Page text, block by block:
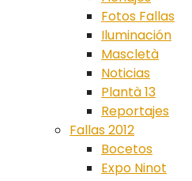
Fotos Fallas
Iluminación
Mascletà
Noticias
Plantà 13
Reportajes
Fallas 2012
Bocetos
Expo Ninot